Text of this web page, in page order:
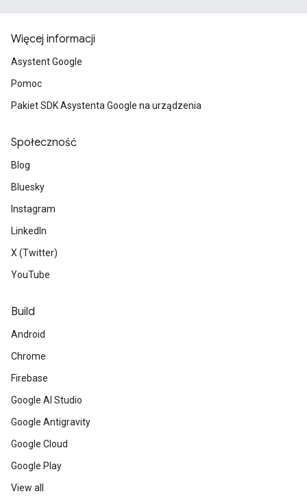
Więcej informacji
Asystent Google
Pomoc
Pakiet SDK Asystenta Google na urządzenia
Społeczność
Blog
Bluesky
Instagram
LinkedIn
X (Twitter)
YouTube
Build
Android
Chrome
Firebase
Google AI Studio
Google Antigravity
Google Cloud
Google Play
View all